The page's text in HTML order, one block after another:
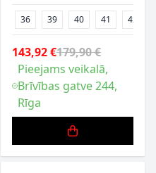
36 39 40 41 42
143,92 €179,90 €
Pieejams veikalā,
Brīvības gatve 244,
Rīga